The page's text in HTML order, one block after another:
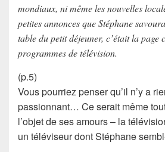
mondiaux, ni même les nouvelles
petites annonces que Stéphane
table du petit déjeuner, c’était la page
programmes de télévision.
(p.5)
Vous pourriez penser qu’il n’y a
passionnant… Ce serait même
l’objet de ses amours – la
un téléviseur dont Stéphane